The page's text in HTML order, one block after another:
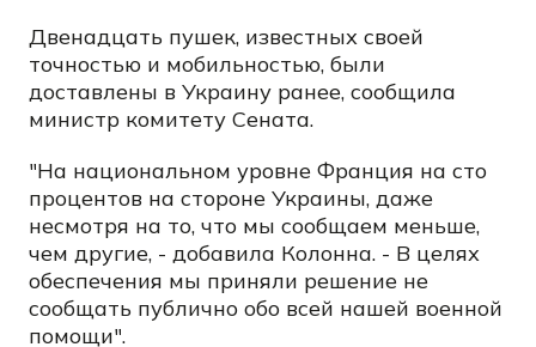
Двенадцать пушек, известных своей
точностью и мобильностью, были
доставлены в Украину ранее, сообщила
министр комитету Сената.
"На национальном уровне Франция на сто
процентов на стороне Украины, даже
несмотря на то, что мы сообщаем меньше,
чем другие, - добавила Колонна. - В целях
обеспечения мы приняли решение не
сообщать публично обо всей нашей военной
помощи".